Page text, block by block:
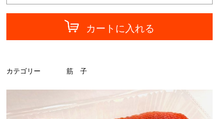
カートに入れる
カテゴリー 筋 子